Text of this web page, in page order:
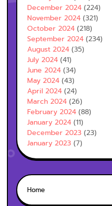
December 2024 (224)
November 2024 (321)
October 2024 (218)
September 2024 (234)
August 2024 (35)
July 2024 (41)
June 2024 (34)
May 2024 (43)
April 2024 (24)
March 2024 (26)
February 2024 (88)
January 2024 (11)
December 2023 (23)
January 2023 (7)
Home